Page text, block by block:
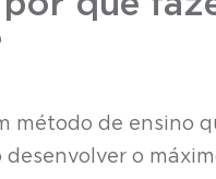
método de ensino
o